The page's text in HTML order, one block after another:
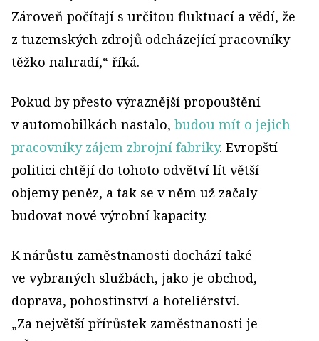
Zároveň počítají s určitou fluktuací a vědí, že
z tuzemských zdrojů odcházející pracovníky
těžko nahradí,“ říká.
Pokud by přesto výraznější propouštění
v automobilkách nastalo, budou mít o jejich
pracovníky zájem zbrojní fabriky. Evropští
politici chtějí do tohoto odvětví lít větší
objemy peněz, a tak se v něm už začaly
budovat nové výrobní kapacity.
K nárůstu zaměstnanosti dochází také
ve vybraných službách, jako je obchod,
doprava, pohostinství a hoteliérství.
„Za největší přírůstek zaměstnanosti je